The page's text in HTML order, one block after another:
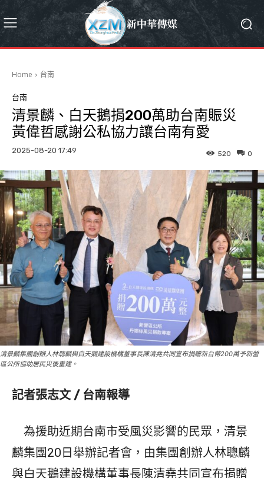
Home 台南
台南
清景麟、白天鵝捐200萬助台南賑災
黃偉哲感謝公私協力讓台南有愛
2025-08-20 17:49 0
520
清景麟集團創辦人林聰麟與白天鵝建設機構董事長陳清堯共同宣布捐贈新台幣200萬予新營
區公所協助居民災後重建。
記者張志文 / 台南報導
為援助近期台南市受風災影響的民眾，清景
麟集團20日舉辦記者會，由集團創辦人林聰麟
與白天鵝建設機構董事長陳清堯共同宣布捐贈